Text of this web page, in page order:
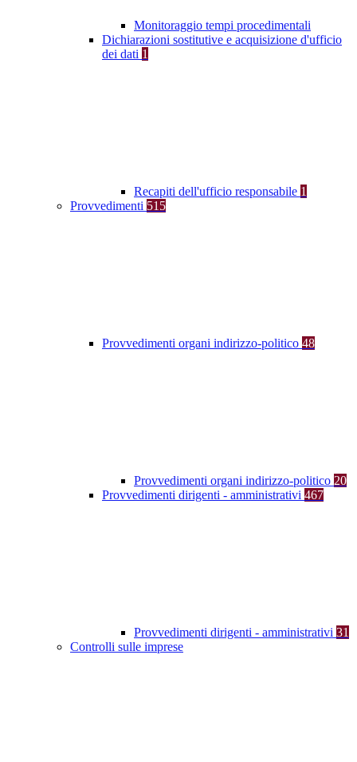
Monitoraggio tempi procedimentali
Dichiarazioni sostitutive e acquisizione d'ufficio
dei dati 1
Recapiti dell'ufficio responsabile 1
Provvedimenti 515
Provvedimenti organi indirizzo-politico 48
Provvedimenti organi indirizzo-politico 20
Provvedimenti dirigenti - amministrativi 467
Provvedimenti dirigenti - amministrativi 31
Controlli sulle imprese